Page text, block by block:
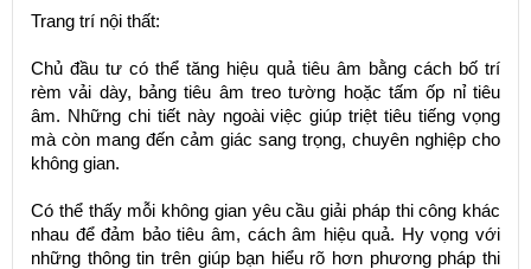
Trang trí nội thất:
Chủ đầu tư có thể tăng hiệu quả tiêu âm bằng cách bố trí
rèm vải dày, bảng tiêu âm treo tường hoặc tấm ốp nỉ tiêu
âm. Những chi tiết này ngoài việc giúp triệt tiêu tiếng vọng
mà còn mang đến cảm giác sang trọng, chuyên nghiệp cho
không gian.
Có thể thấy mỗi không gian yêu cầu giải pháp thi công khác
nhau để đảm bảo tiêu âm, cách âm hiệu quả. Hy vọng với
những thông tin trên giúp bạn hiểu rõ hơn phương pháp thi